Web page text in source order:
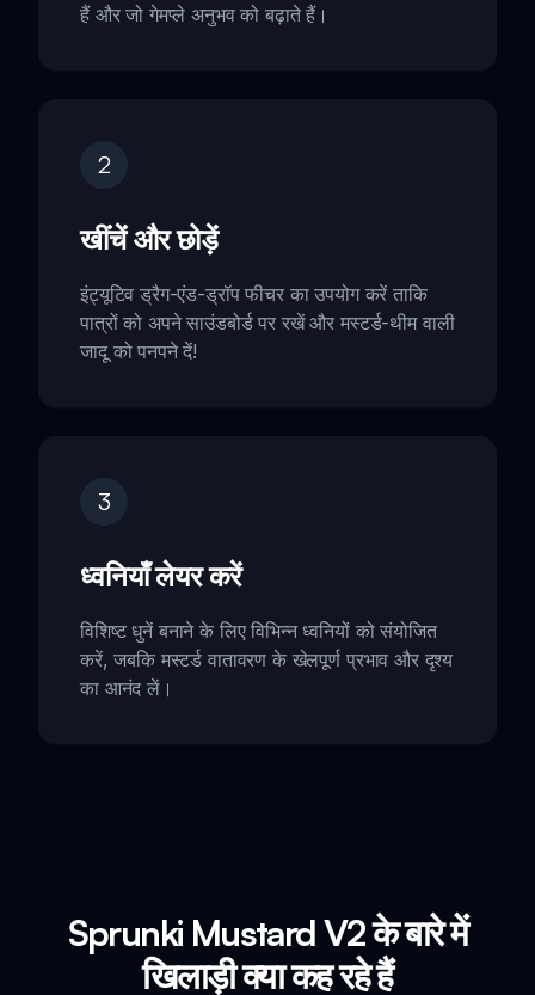
हैं और जो गेमप्ले अनुभव को बढ़ाते हैं।
2
खींचें और छोड़ें
इंट्यूटिव ड्रैग-एंड-ड्रॉप फीचर का उपयोग करें ताकि
पात्रों को अपने साउंडबोर्ड पर रखें और मस्टर्ड-थीम वाली
जादू को पनपने दें!
3
ध्वनियाँ लेयर करें
विशिष्ट धुनें बनाने के लिए विभिन्न ध्वनियों को संयोजित
करें, जबकि मस्टर्ड वातावरण के खेलपूर्ण प्रभाव और दृश्य
का आनंद लें।
Sprunki Mustard V2 के बारे में
खिलाड़ी क्या कह रहे हैं